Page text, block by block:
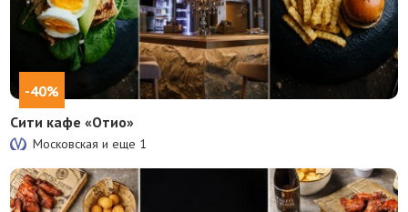
-40%
Сити кафе «Отио»
Московская и еще 1